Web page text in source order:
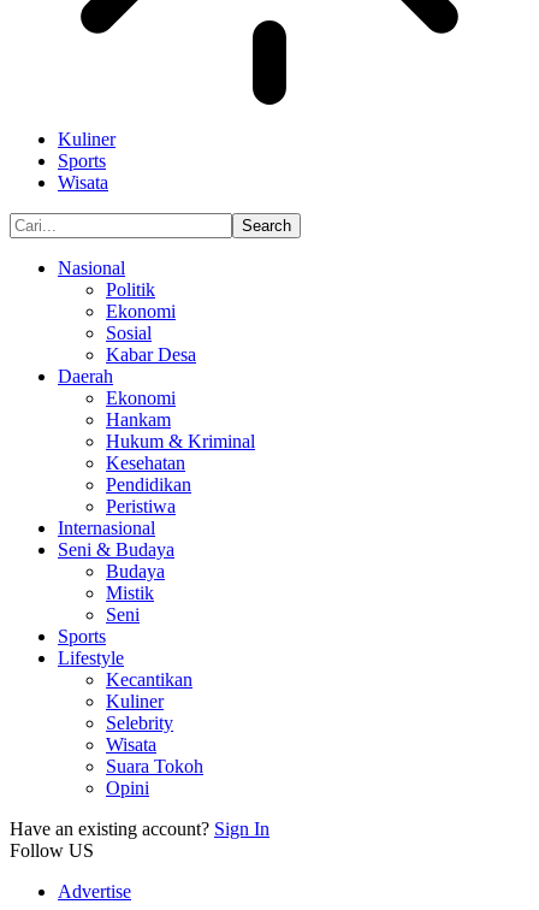
Kuliner
Sports
Wisata
Nasional
Politik
Ekonomi
Sosial
Kabar Desa
Daerah
Ekonomi
Hankam
Hukum & Kriminal
Kesehatan
Pendidikan
Peristiwa
Internasional
Seni & Budaya
Budaya
Mistik
Seni
Sports
Lifestyle
Kecantikan
Kuliner
Selebrity
Wisata
Suara Tokoh
Opini
Have an existing account? Sign In
Follow US
Advertise